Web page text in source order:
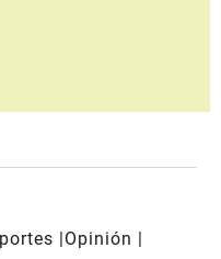
Opinión